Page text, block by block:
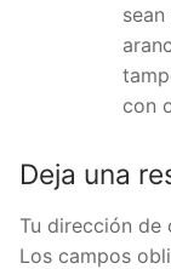
con
Deja una
Tu dirección de
Los campos